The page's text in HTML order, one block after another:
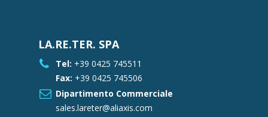
LA.RE.TER. SPA
Tel: +39 0425 745511
Fax: +39 0425 745506
Dipartimento Commerciale
sales.lareter@aliaxis.com